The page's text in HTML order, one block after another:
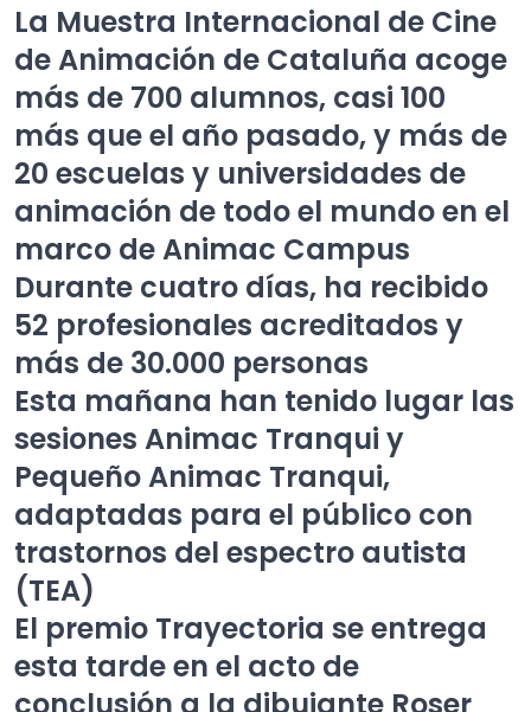
La Muestra Internacional de Cine
de Animación de Cataluña acoge
más de 700 alumnos, casi 100
más que el año pasado, y más de
20 escuelas y universidades de
animación de todo el mundo en el
marco de Animac Campus
Durante cuatro días, ha recibido
52 profesionales acreditados y
más de 30.000 personas
Esta mañana han tenido lugar las
sesiones Animac Tranqui y
Pequeño Animac Tranqui,
adaptadas para el público con
trastornos del espectro autista
(TEA)
El premio Trayectoria se entrega
esta tarde en el acto de
conclusión a la dibujante Roser